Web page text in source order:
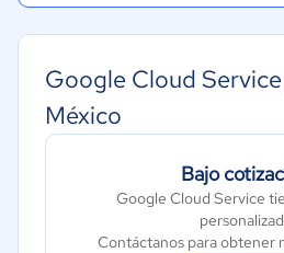
Google Cloud
México
Bajo
Google Cloud Service
Contáctanos para obtener